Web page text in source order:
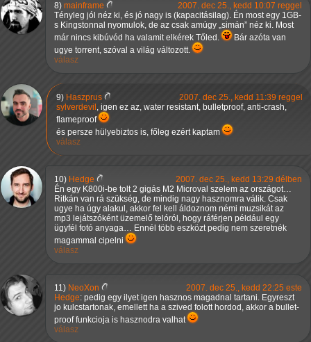
8) mainframe
2007. dec 25., kedd 10:07 reggel
Tényleg jól néz ki, és jó nagy is (kapacitásilag). Én most egy 1GB-
s Kingstonnal nyomulok, de az csak amúgy simán néz ki. Most
már nincs kibúvód ha valamit elkérek Tőled.
Bár azóta van
ugye torrent, szóval a világ változott.
válasz
9) Haszprus
2007. dec 25., kedd 11:39 reggel
sylverdevil , igen ez az, water resistant, bulletproof, anti-crash,
flameproof
és persze hülyebiztos is, főleg ezért kaptam
válasz
10) Hedge
2007. dec 25., kedd 13:29 délben
Én egy K800i-be tolt 2 gigás M2 Microval szelem az országot…
Ritkán van rá szükség, de mindig nagy hasznomra válik. Csak
ugye ha úgy alakul, akkor fel kell áldoznom némi muzsikát az
mp3 lejátszóként üzemelő telóról, hogy ráférjen például egy
ügyfél fotó anyaga… Ennél több eszközt pedig nem szeretnék
magammal cipelni
válasz
11) NeoXon
2007. dec 25., kedd 22:25 este
Hedge: pedig egy ilyet igen hasznos magadnal tartani. Egyreszt
jo kulcstartonak, emellett ha a szived folott hordod, akkor a bullet-
proof funkcioja is hasznodra valhat
válasz